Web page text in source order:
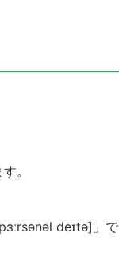
。
deɪtə]」で